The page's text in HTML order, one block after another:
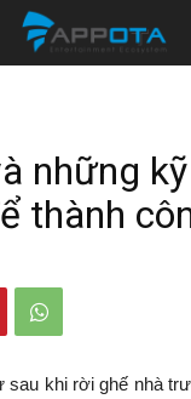
những
thành
sau khi rời ghế nhà